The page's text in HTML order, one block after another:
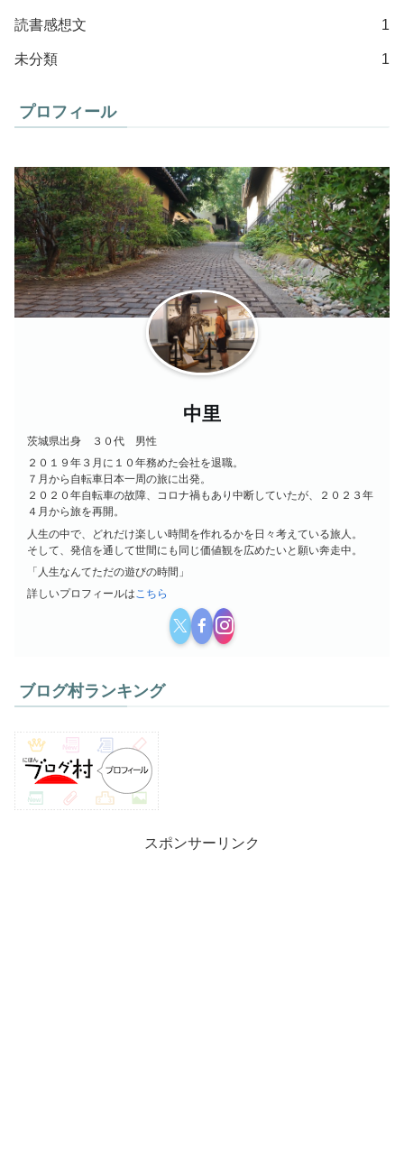
読書感想文 1
未分類 1
プロフィール
中里
茨城県出身 ３０代 男性
２０１９年３月に１０年務めた会社を退職。
７月から自転車日本一周の旅に出発。
２０２０年自転車の故障、コロナ禍もあり中断していたが、２０２３年
４月から旅を再開。
人生の中で、どれだけ楽しい時間を作れるかを日々考えている旅人。
そして、発信を通して世間にも同じ価値観を広めたいと願い奔走中。
「人生なんてただの遊びの時間」
詳しいプロフィールはこちら
ブログ村ランキング
スポンサーリンク